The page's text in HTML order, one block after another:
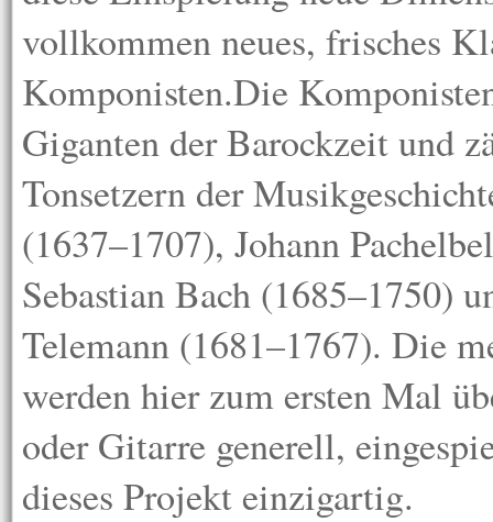
vollkommen neues, frisches
Komponisten.Die
Giganten der Barockzeit und
Tonsetzern der
(1637–1707), Johann
Sebastian Bach (1685–1750)
Telemann (1681–1767). Die
werden hier zum ersten Mal
oder Gitarre generell,
dieses Projekt einzigartig.